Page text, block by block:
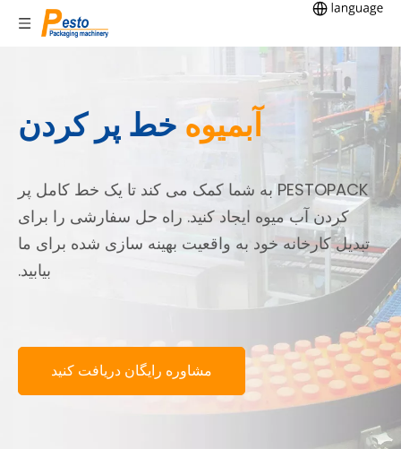
آبمیوه خط پر کردن
PESTOPACK به شما کمک می کند تا یک خط کامل پر
کردن آب میوه ایجاد کنید. راه حل سفارشی را برای
تبدیل کارخانه خود به واقعیت بهینه سازی شده برای ما
بیابید.
مشاوره رایگان دریافت کنید